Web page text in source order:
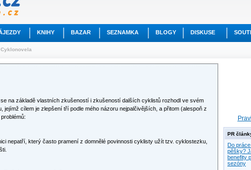
KNIHY BAZAR SEZNAMKA BLOGY DISKUSE
na základě vlastních zkušeností i zkušeností dalších cyklistů rozhodl ve svém
jejímž cílem je zlepšení tří podle mého názoru nejpalčivějších, a přitom (alespoň z
nepatří, který často pramení z domnělé povinnosti cyklisty užít tzv. cyklostezku,
PR
Do
pěšky?
benefity
sezóny